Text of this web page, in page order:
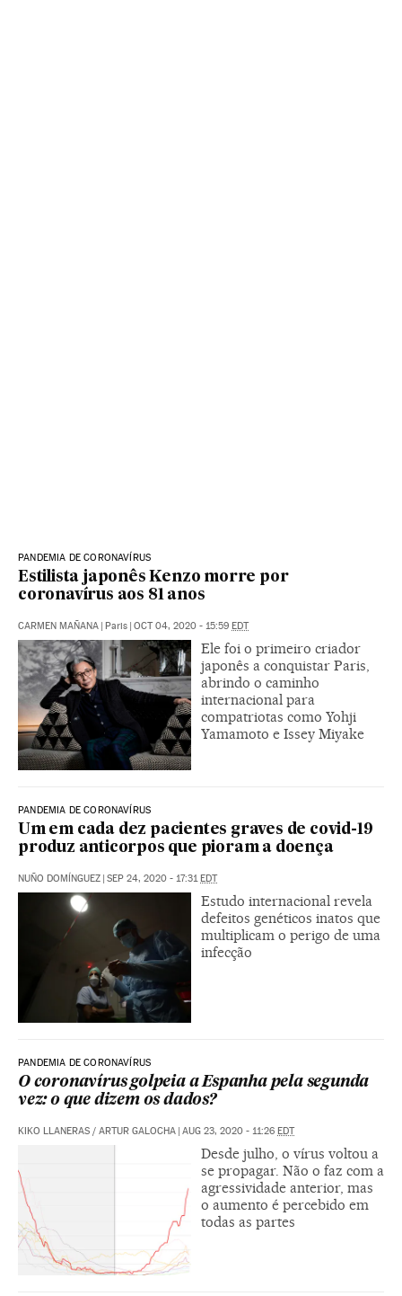
PANDEMIA DE CORONAVÍRUS
Estilista japonês Kenzo morre por
coronavírus aos 81 anos
CARMEN MAÑANA | Paris | OCT 04, 2020 - 15:59 EDT
Ele foi o primeiro criador
japonês a conquistar Paris,
abrindo o caminho
internacional para
compatriotas como Yohji
Yamamoto e Issey Miyake
PANDEMIA DE CORONAVÍRUS
Um em cada dez pacientes graves de covid-19
produz anticorpos que pioram a doença
NUÑO DOMÍNGUEZ | SEP 24, 2020 - 17:31EDT
Estudo internacional revela
defeitos genéticos inatos que
multiplicam o perigo de uma
infecção
PANDEMIA DE CORONAVÍRUS
O coronavírus golpeia a Espanha pela segunda
vez: o que dizem os dados?
KIKO LLANERAS / ARTUR GALOCHA | AUG 23, 2020 - 11:26 EDT
Desde julho, o vírus voltou a
se propagar. Não o faz com a
agressividade anterior, mas
o aumento é percebido em
todas as partes